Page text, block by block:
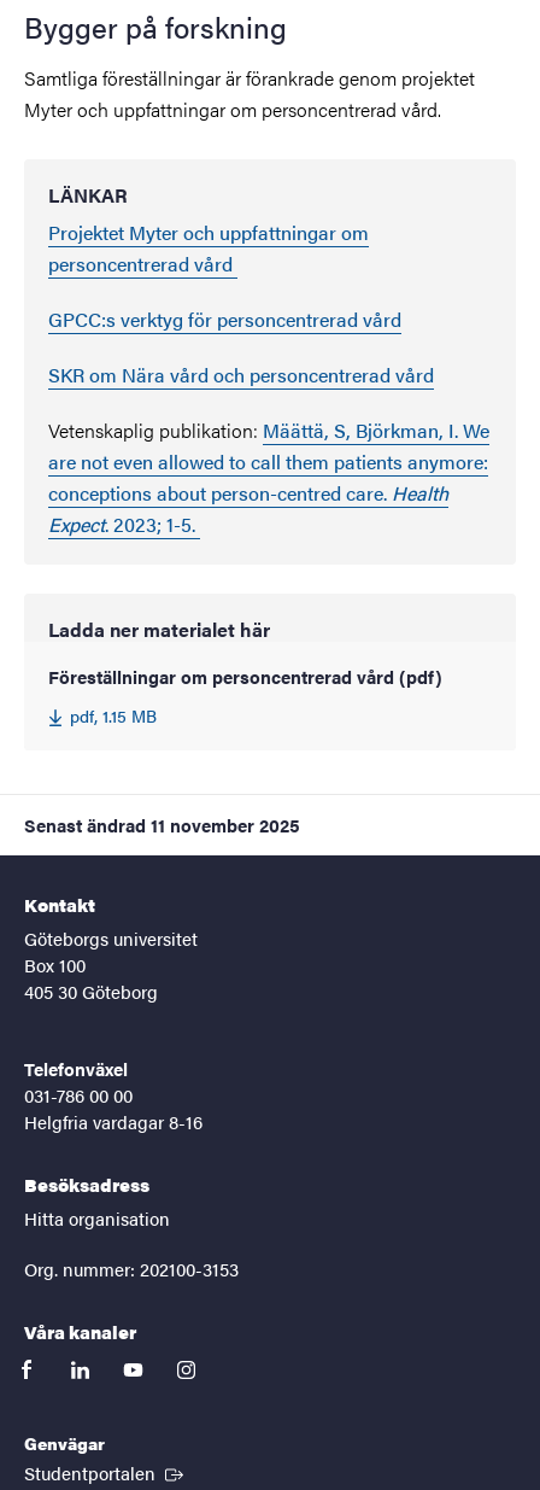
Bygger på forskning
Samtliga föreställningar är förankrade genom projektet
Myter och uppfattningar om personcentrerad vård.
LÄNKAR
Projektet Myter och uppfattningar om
personcentrerad vård
GPCC:s verktyg för personcentrerad vård
SKR om Nära vård och personcentrerad vård
Vetenskaplig publikation: Määttä, S, Björkman, I. We
are not even allowed to call them patients anymore:
conceptions about person-centred care. Health
Expect. 2023; 1-5.
Ladda ner materialet här
Föreställningar om personcentrerad vård (pdf)
pdf, 1.15 MB
Senast ändrad 11 november 2025
Kontakt
Göteborgs universitet
Box 100
405 30 Göteborg
Telefonväxel
031-786 00 00
Helgfria vardagar 8-16
Besöksadress
Hitta organisation
Org. nummer: 202100-3153
Våra kanaler
facebooklinkedinyoutubeinstagram
Genvägar
Studentportalen (Extern länk)